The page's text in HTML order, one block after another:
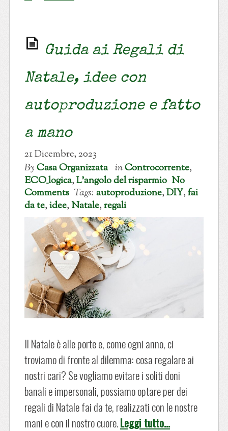
Guida ai Regali di
Natale, idee con
autoproduzione e fatto
a mano
21 Dicembre, 2023
ByCasa Organizzata inControcorrente,
ECO_logica,L'angolo del risparmio No
Comments Tags: autoproduzione,DIY,fai
da te,idee,Natale,regali
Il Natale è alle porte e, come ogni anno, ci
troviamo di fronte al dilemma: cosa regalare ai
nostri cari? Se vogliamo evitare i soliti doni
banali e impersonali, possiamo optare per dei
regali di Natale fai da te, realizzati con le nostre
mani e con il nostro cuore.Leggi tutto…